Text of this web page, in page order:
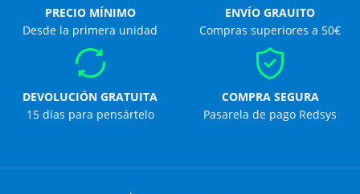
PRECIO MÍNIMO
Desde la primera unidad
ENVÍO GRAUITO
Compras superiores a 50€
DEVOLUCIÓN GRATUITA
15 días para pensártelo
COMPRA SEGURA
Pasarela de pago Redsys